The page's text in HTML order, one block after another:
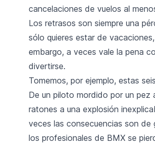
cancelaciones de vuelos al
Los retrasos son siempre una
sólo quieres estar de
embargo, a veces vale la pena
divertirse.
Tomemos, por ejemplo, estas
De un piloto mordido por un pez
ratones a una explosión
veces las consecuencias son
los profesionales de BMX se